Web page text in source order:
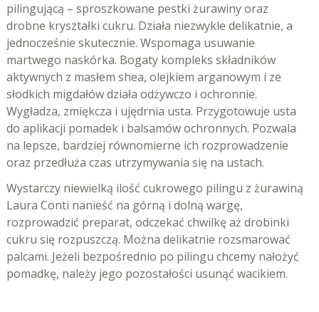
pilingującą – sproszkowane pestki żurawiny oraz
drobne kryształki cukru. Działa niezwykle delikatnie, a
jednocześnie skutecznie. Wspomaga usuwanie
martwego naskórka. Bogaty kompleks składników
aktywnych z masłem shea, olejkiem arganowym i ze
słodkich migdałów działa odżywczo i ochronnie.
Wygładza, zmiękcza i ujędrnia usta. Przygotowuje usta
do aplikacji pomadek i balsamów ochronnych. Pozwala
na lepsze, bardziej równomierne ich rozprowadzenie
oraz przedłuża czas utrzymywania się na ustach.
Wystarczy niewielką ilość cukrowego pilingu z żurawiną
Laura Conti nanieść na górną i dolną wargę,
rozprowadzić preparat, odczekać chwilkę aż drobinki
cukru się rozpuszczą. Można delikatnie rozsmarować
palcami. Jeżeli bezpośrednio po pilingu chcemy nałożyć
pomadkę, należy jego pozostałości usunąć wacikiem.